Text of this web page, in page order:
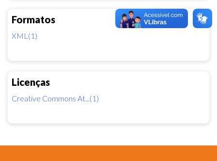
Formatos
XML(1)
Licenças
Creative Commons At...(1)